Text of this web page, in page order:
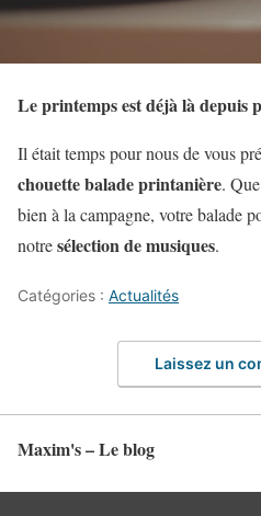
Le printemps est déjà là depuis
Il était temps pour nous de vous
chouette balade printanière.
bien à la campagne, votre balade
notresélection de musiques.
Catégories : Actualités
Laissez un
Maxim's – Le blog